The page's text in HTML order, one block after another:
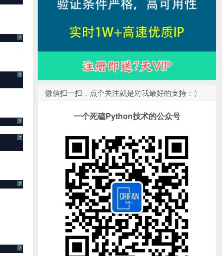
?
?
?
?
?
?
微信扫一扫，点个关注就是对我最好的支持：）
一个死磕Python技术的公众号